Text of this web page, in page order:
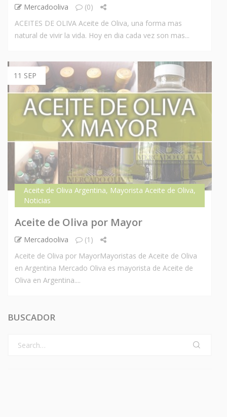
Mercadooliva
(0)
ACEITES DE OLIVA Aceite de Oliva, una forma mas
natural de vivir la vida. Hoy en dia cada vez son mas...
11 SEP
Aceite de Oliva Argentina, Mayorista Aceite de Oliva,
Noticias
Aceite de Oliva por Mayor
Mercadooliva
(1)
Aceite de Oliva por MayorMayoristas de Aceite de Oliva
en Argentina Mercado Oliva es mayorista de Aceite de
Oliva en Argentina....
BUSCADOR